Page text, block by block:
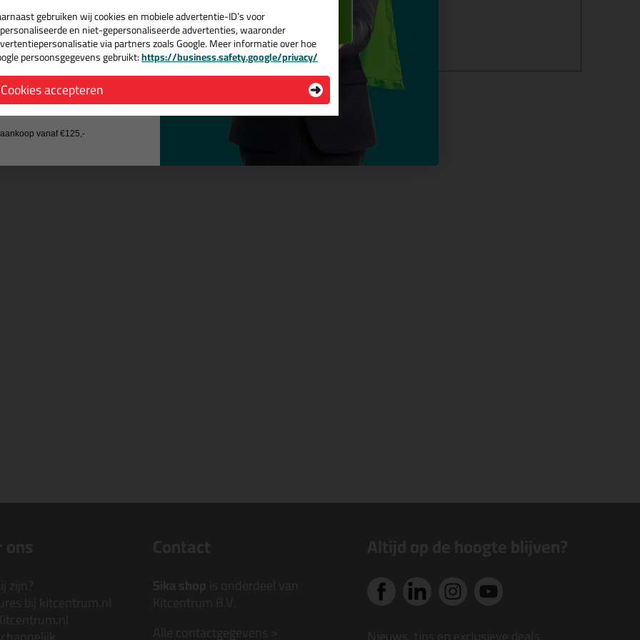
je meer weten over de toepassing en kenmerken van dit product?
Lees alles over dit product >
gebruiken wij cookies en mobiele advertentie-ID’s voor
en niet-gepersonaliseerde advertenties, waaronder
via partners zoals Google. Meer informatie over hoe
persoonsgegevens gebruikt:https://business.safety.google/privacy/
Cookies accepteren
de actiecode ›
geen cadeau
vanaf €125,-